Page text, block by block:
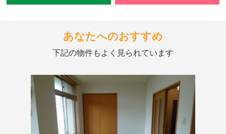
あなたへのおすすめ
下記の物件もよく見られています